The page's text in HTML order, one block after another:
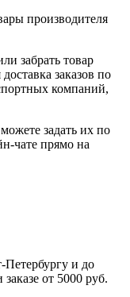
производителя
забрать товар
заказов по
компаний,
задать их по
чате прямо на
Петербургу и до
от 5000 руб.